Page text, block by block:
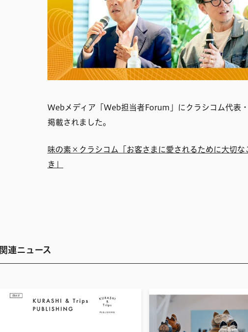
Webメディア「Web担当者Forum」にクラシコム代表
掲載されました。
味の素×クラシコム「お客さまに愛されるために大切
き」
関連ニュース